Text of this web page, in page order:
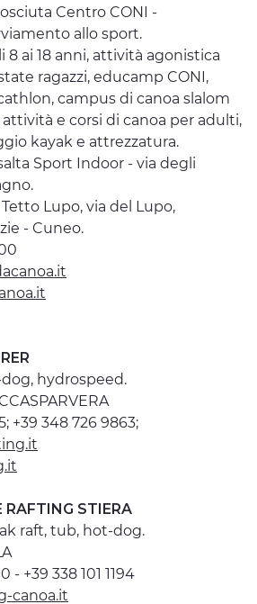
Centro CONI -
allo sport.
8 ai 18 anni, attività agonistica
ragazzi, educamp CONI,
campus di canoa slalom
e corsi di canoa per adulti,
kayak e attrezzatura.
Sport Indoor - via degli
Lupo, via del Lupo,
- Cuneo.
hydrospeed.
+39 348 726 9863;
RAFTING STIERA
raft, tub, hot-dog.
- +39 338 101 1194
canoa.it